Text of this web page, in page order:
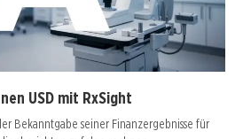
USD mit RxSight
Bekanntgabe seiner Finanzergebnisse für